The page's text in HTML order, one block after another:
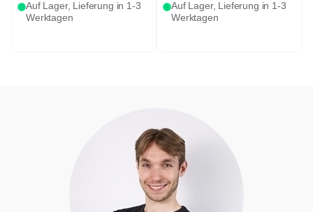
Auf Lager, Lieferung in 1-3
Werktagen
Auf Lager, Lieferung in 1-3
Werktagen